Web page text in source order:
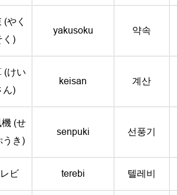
(やく
く)
yakusoku 약속
(けい
ん)
keisan 계산
機 (せ
うき)
senpuki 선풍기
ビ terebi 텔레비